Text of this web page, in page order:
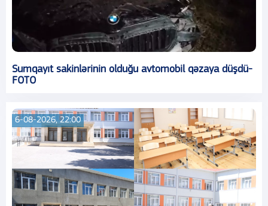
Sumqayıt sakinlərinin olduğu avtomobil qəzaya düşdü-
FOTO
6-08-2026, 22:00